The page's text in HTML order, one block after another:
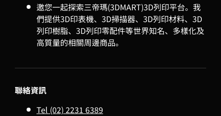
邀您一起探索三帝瑪(3DMART)3D列印平台。我
們提供3D印表機、3D掃描器、3D列印材料、3D
列印樹脂、3D列印零配件等世界知名、多樣化及
高質量的相關周邊商品。
聯絡資訊
Tel (02) 2231 6389